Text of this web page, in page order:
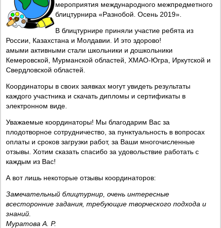
мероприятия международного межпредметного
блицтурнира «Разнобой. Осень 2019».
В блицтурнире приняли участие ребята из
России, Казахстана и Молдавии. И это здорово!
амыми активными стали школьники и дошкольники
Кемеровской, Мурманской областей, ХМАО-Югра, Иркутской и
Свердловской областей.
Координаторы в своих заявках могут увидеть результаты
каждого участника и скачать дипломы и сертификаты в
электронном виде.
Уважаемые координаторы! Мы благодарим Вас за
плодотворное сотрудничество, за пунктуальность в вопросах
оплаты и сроков загрузки работ, за Ваши многочисленные
отзывы. Хотим сказать спасибо за удовольствие работать с
каждым из Вас!
А вот лишь некоторые отзывы координаторов:
Замечательный блицтурнир, очень интересные
всесторонние задания, требующие творческого подхода и
знаний.
Муратова А. Р.